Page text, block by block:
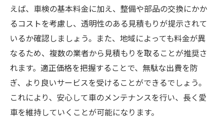
えば、車検の基本料金に加え、整備や部品の交換にかか
るコストを考慮し、透明性のある見積もりが提示されて
いるか確認しましょう。また、地域によっても料金が異
なるため、複数の業者から見積もりを取ることが推奨さ
れます。適正価格を把握することで、無駄な出費を防
ぎ、より良いサービスを受けることができるでしょう。
これにより、安心して車のメンテナンスを行い、長く愛
車を維持していくことが可能になります。